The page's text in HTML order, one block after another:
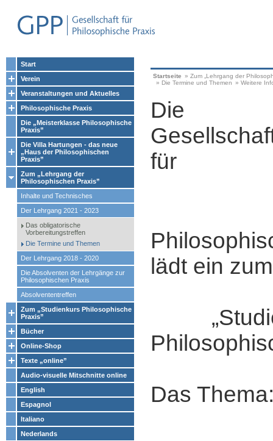
Start
Verein
Veranstaltungen und Aktuelles
Philosophische Praxis
Die „Meisterklasse Philosophische
Praxis”
Die Villa Hartungen - das neue
„Haus der Philosophischen
Praxis”
Zum „Lehrgang der
Philosophischen Praxis”
Inhalte und Technisches
Der Lehrgang 2021 - 2023
Das obligatorische
Vorbereitungstreffen
Die Termine und Themen
Der Lehrgang 2018 - 2020
Die Absolventen der Lehrgänge zur
Philosophischen Praxis
Absolvententreffen
Zum „Studienkurs Philosophische
Praxis”
Bücher
Online-Shop
Texte „online”
Audio-visuelle Mitschnitte online
English
Espagnol
Italiano
Nederlands
Startseite » Zum „Lehrgang der
» Die Termine und Themen » Weitere
Die
für
lädt ein zum
Das